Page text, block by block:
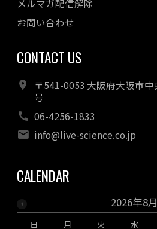
メルマガ配信解除
お問い合わせ
CONTACT US
〒541-0053 大阪府大阪市
号
06-4256-1833
info@live-science.co.jp
CALENDAR
2026年8月
日 月 火 水